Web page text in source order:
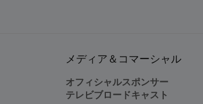
メディア＆コマーシャル
オフィシャルスポンサー
テレビブロードキャスト